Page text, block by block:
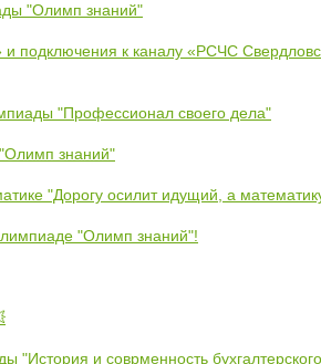
"Олимп знаний"
подключения к каналу «РСЧС
"Профессионал своего дела"
знаний"
"Дорогу осилит идущий, а
"Олимп знаний"!
"История и соврменность